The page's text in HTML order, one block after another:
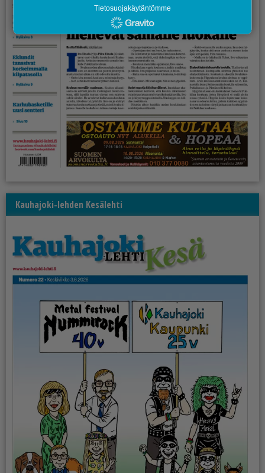
Kauhajoki-lehden Kesälehti
Tietosuojakäytäntömme